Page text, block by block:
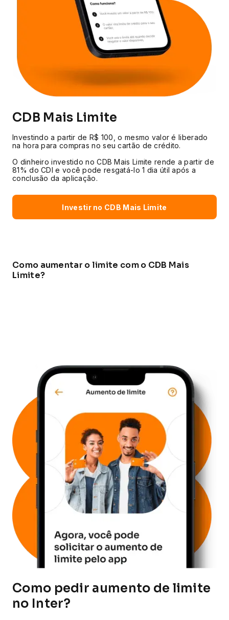
CDB Mais Limite
Investindo a partir de R$ 100, o mesmo valor é liberado
na hora para compras no seu cartão de crédito.
O dinheiro investido no CDB Mais Limite rende a partir de
81% do CDI e você pode resgatá-lo 1 dia útil após a
conclusão da aplicação.
Investir no CDB Mais Limite
Como aumentar o limite com o CDB Mais
Limite?
Como pedir aumento de limite
no Inter?